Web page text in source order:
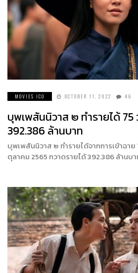
MOVIES ICO OCTOBER 11, 2022 46
บุพเพสันนิวาส ๒ ทำรายได้ 75
392.386 ล้านบาท
บุพเพสันนิวาส ๒ ทำรายได้จากการเข้าฉา
ตุลาคม 2565 กวาดรายได้ 392.386 ล้านบ